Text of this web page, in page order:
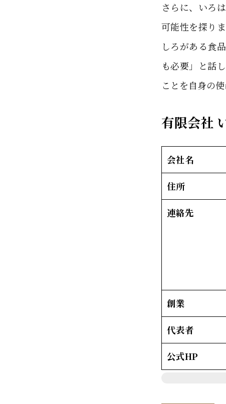
さらに、いろ
可能性を探り
しろがある食
も必要」と話
ことを自身の使
有限会社
会社名
住所
連絡先
創業
代表者
公式HP